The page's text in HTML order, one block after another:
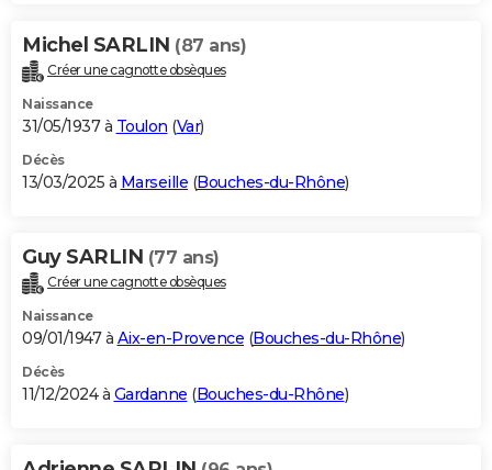
Michel SARLIN (87 ans)
Créer une cagnotte obsèques
Naissance
31/05/1937 à Toulon (Var)
Décès
13/03/2025 à Marseille (Bouches-du-Rhône)
Guy SARLIN (77 ans)
Créer une cagnotte obsèques
Naissance
09/01/1947 à Aix-en-Provence (Bouches-du-Rhône)
Décès
11/12/2024 à Gardanne (Bouches-du-Rhône)